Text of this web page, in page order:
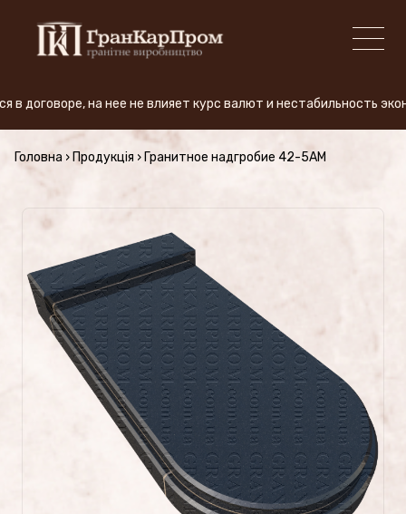
+380 (50) 380-59-57
ПРОИЗВОДСТВО
Виды гранита
АКЦИЯ
Продукция (Цены)
Проекты памятников
на нее не влияет курс валют и
Головна › Продукція › Гранитное надгробие 42-5AM